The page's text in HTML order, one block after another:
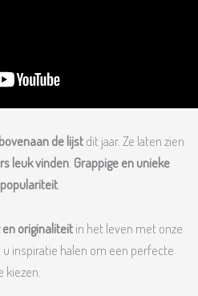
de lijstdit jaar. Ze laten zien
leuk vinden Grappige en unieke
populariteit
originaliteitin het leven met onze
inspiratie halen om een perfecte
kiezen.